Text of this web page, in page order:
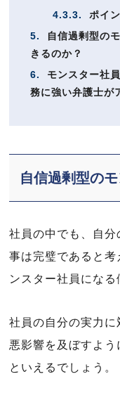
4.3.3.
ポイ
5.
自信過剰型の
きるのか？
6.
モンスター社
務に強い弁護士が
自信過剰型の
社員の中でも、自
事は完璧であると
ンスター社員になる
社員の自分の実力
悪影響を及ぼすよ
といえるでしょう。